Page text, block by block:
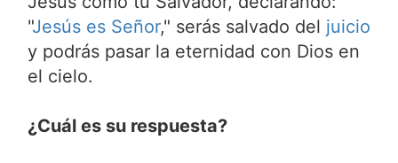
"Jesús es Señor," serás salvado del juicio
y podrás pasar la eternidad con Dios en
el cielo.
¿Cuál es su respuesta?